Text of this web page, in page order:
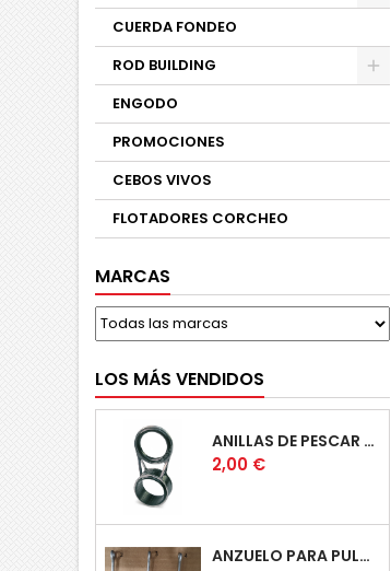
CUERDA FONDEO
ROD BUILDING
ENGODO
PROMOCIONES
CEBOS VIVOS
FLOTADORES CORCHEO
MARCAS
LOS MÁS VENDIDOS
ANILLAS DE PESCAR CAÑA TELESCOPICAS
Precio
2,00 €
ANZUELO PARA PULPERA